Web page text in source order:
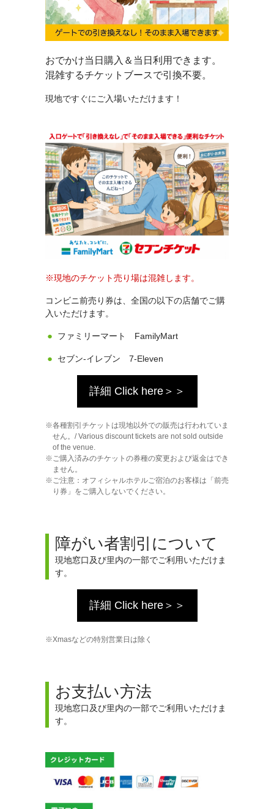
おでかけ当日購入＆当日利用できます。
混雑するチケットブースで引換不要。
現地ですぐにご入場いただけます！
現地のチケット売り場は混雑します。
コンビニ前売り券は、全国の以下の店舗でご購
入いただけます。
ファミリーマート FamilyMart
セブン‐イレブン 7-Eleven
詳細 Click here＞＞
各種割引チケットは現地以外での販売は行われていま
せん。/ Various discount tickets are not sold outside
of the venue.
ご購入済みのチケットの券種の変更および返金はでき
ません。
ご注意：オフィシャルホテルご宿泊のお客様は「前売
り券」をご購入しないでください。
障がい者割引について
現地窓口及び里内の一部でご利用いただけま
す。
詳細 Click here＞＞
Xmasなどの特別営業日は除く
お支払い方法
現地窓口及び里内の一部でご利用いただけま
す。